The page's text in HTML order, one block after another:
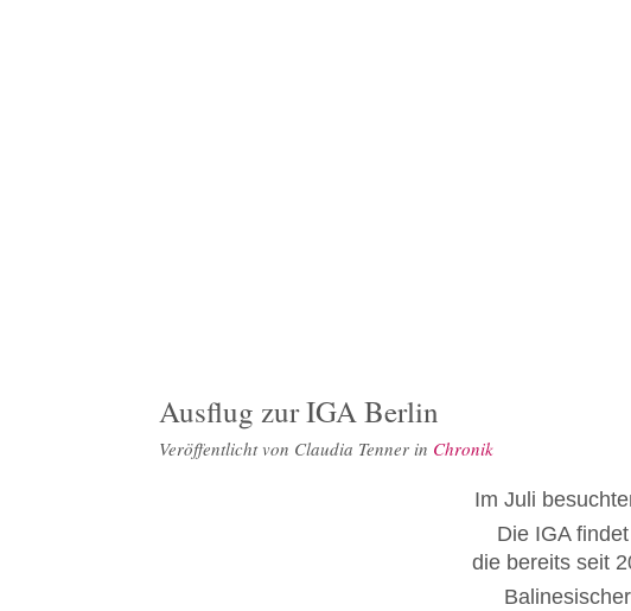
Ausflug zur IGA Berlin
Veröffentlicht von Claudia Tenner in Chronik
Im Juli
Die IGA
die bereits seit